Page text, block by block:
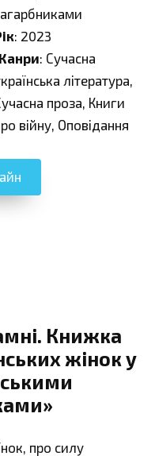
: 2023
: Сучасна
література,
проза, Книги
війну, Оповідання
Книжка
жінок у
про силу